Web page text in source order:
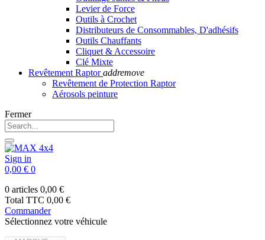
Levier de Force
Outils à Crochet
Distributeurs de Consommables, D'adhésifs
Outils Chauffants
Cliquet & Accessoire
Clé Mixte
Revêtement Raptor addremove
Revêtement de Protection Raptor
Aérosols peinture
Fermer
Sign in
0,00 € 0
0 articles 0,00 €
Total TTC 0,00 €
Commander
Sélectionnez votre véhicule